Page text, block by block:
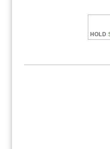
HOLD